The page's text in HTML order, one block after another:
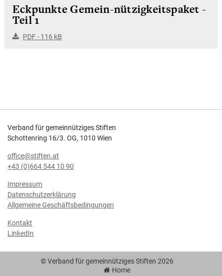
Eckpunkte Gemein-nützigkeitspaket -
Teil 1
PDF - 116 kB
Verband für gemeinnütziges Stiften
Schottenring 16/3. OG, 1010 Wien
office@stiften.at
+43 (0)664 544 10 90
Impressum
Datenschutzerklärung
Allgemeine Geschäftsbedingungen
Kontakt
LinkedIn
© Verband für gemeinnütziges Stiften 2026
Home